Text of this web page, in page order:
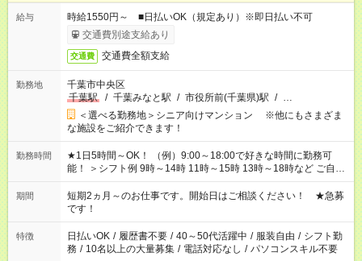
給与
時給1550円～ ■日払いOK（規定あり）※即日払い不可
交通費別途支給あり
交通費 交通費全額支給
勤務地
千葉市中央区
千葉駅
/ 千葉みなと駅 / 市役所前(千葉県)駅 / …
＜選べる勤務地＞シニア向けマンション ※他にもさまざま
な施設をご紹介できます！
勤務時間
★1日5時間～OK！ （例）9:00～18:00で好きな時間に勤務可
能！ ＞シフト例 9時～14時 11時～15時 13時～18時など ご自身
のご都合に合わせて勤務時間をご相談ください！ ★家庭の都合
でお休みや時間の調整が必要な場合も遠慮なくご相談くださ
い。
期間
短期2ヵ月～のお仕事です。開始日はご相談ください！ ★急募
です！
特徴 日払いOK / 履歴書不要 / 40～50代活躍中 / 服装自由 / シフト勤
務 / 10名以上の大量募集 / 電話対応なし / パソコンスキル不要